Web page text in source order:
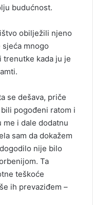
budućnost.
obilježili njeno
mnogo
trenutke kada ju je
se dešava, priče
pogođeni ratom i
me i dale dodatnu
sam da dokažem
nije bilo
Ta
teškoće
ih prevaziđem –